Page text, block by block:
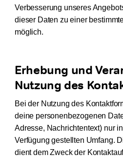
Verbesserung unseres
dieser Daten zu einer
möglich.
Erhebung und
Nutzung des
Bei der Nutzung des
deine personenbezogenen
Adresse, Nachrichtentext) nur
Verfügung gestellten Umfang.
dient dem Zweck der